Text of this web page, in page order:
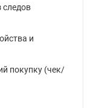
следов
и
покупку (чек/